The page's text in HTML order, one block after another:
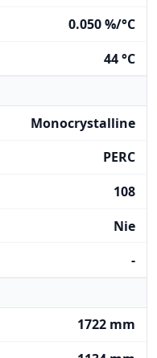
0.050 %/°C
44 °C
Monocrystalline
PERC
108
Nie
-
1722 mm